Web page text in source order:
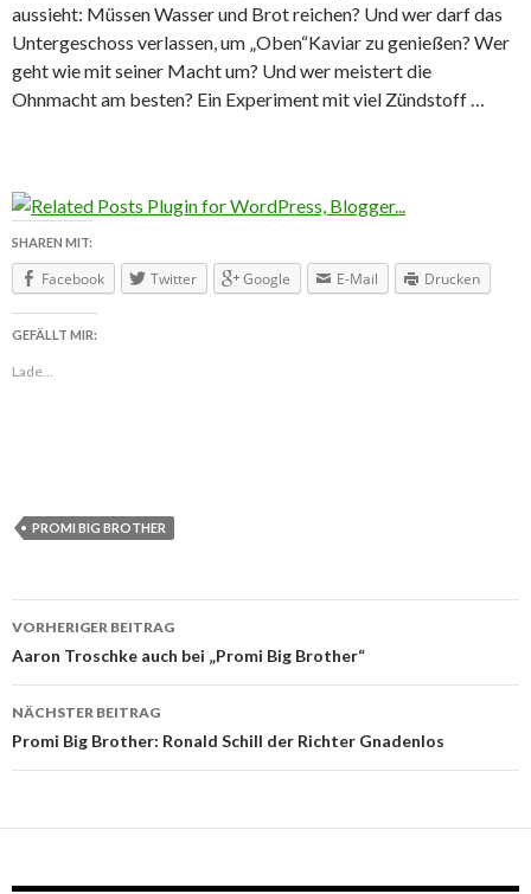
aussieht: Müssen Wasser und Brot reichen? Und wer darf das
Untergeschoss verlassen, um „Oben“Kaviar zu genießen? Wer
geht wie mit seiner Macht um? Und wer meistert die
Ohnmacht am besten? Ein Experiment mit viel Zündstoff …
SHAREN MIT:
Facebook Twitter Google E-Mail Drucken
GEFÄLLT MIR:
Lade...
PROMI BIG BROTHER
Beitragsnavigation
VORHERIGER BEITRAG
Aaron Troschke auch bei „Promi Big Brother“
NÄCHSTER BEITRAG
Promi Big Brother: Ronald Schill der Richter Gnadenlos